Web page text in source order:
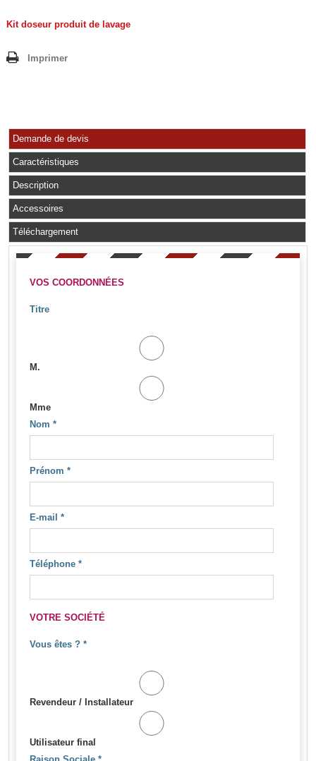
Kit doseur produit de lavage
Imprimer
Demande de devis
Caractéristiques
Description
Accessoires
Téléchargement
VOS COORDONNÉES
Titre
M.
Mme
Nom *
Prénom *
E-mail *
Téléphone *
VOTRE SOCIÉTÉ
Vous êtes ? *
Revendeur / Installateur
Utilisateur final